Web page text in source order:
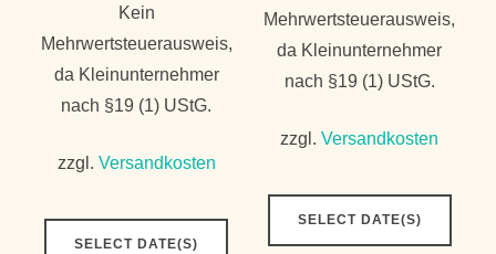
Kein
Mehrwertsteuerausweis,
da Kleinunternehmer
nach §19 (1) UStG.
zzgl. Versandkosten
SELECT DATE(S)
Mehrwertsteuerausweis,
da Kleinunternehmer
nach §19 (1) UStG.
zzgl.Versandkosten
SELECT DATE(S)